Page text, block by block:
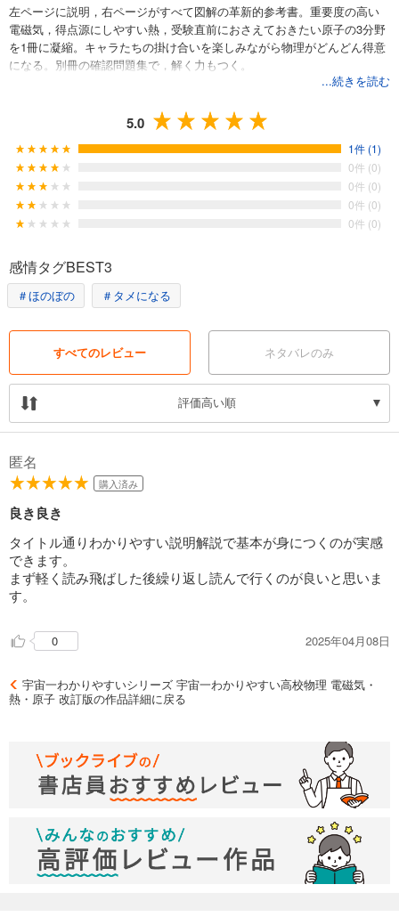
左ページに説明，右ページがすべて図解の革新的参考書。重要度の高い
電磁気，得点源にしやすい熱，受験直前におさえておきたい原子の3分野
を1冊に凝縮。キャラたちの掛け合いを楽しみながら物理がどんどん得意
になる。別冊の確認問題集で，解く力もつく。
...続きを読む
5.0
1件 (1)
0件 (0)
0件 (0)
0件 (0)
0件 (0)
感情タグBEST3
＃ほのぼの ＃タメになる
すべてのレビュー ネタバレのみ
評価高い順
匿名
購入済み
良き良き
タイトル通りわかりやすい説明解説で基本が身につくのが実感
できます。
まず軽く読み飛ばした後繰り返し読んで行くのが良いと思いま
す。
0 2025年04月08日
宇宙一わかりやすいシリーズ 宇宙一わかりやすい高校物理 電磁気・
熱・原子 改訂版の作品詳細に戻る